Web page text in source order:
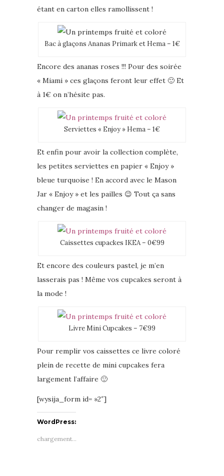
étant en carton elles ramollissent !
Bac à glaçons Ananas Primark et Hema – 1€
Encore des ananas roses !!! Pour des soirée
« Miami » ces glaçons feront leur effet 🙂 Et
à 1€ on n’hésite pas.
Serviettes « Enjoy » Hema – 1€
Et enfin pour avoir la collection complète,
les petites serviettes en papier « Enjoy »
bleue turquoise ! En accord avec le Mason
Jar « Enjoy » et les pailles 😉 Tout ça sans
changer de magasin !
Caissettes cupackes IKEA – 0€99
Et encore des couleurs pastel, je m’en
lasserais pas ! Même vos cupcakes seront à
la mode !
Livre Mini Cupcakes – 7€99
Pour remplir vos caissettes ce livre coloré
plein de recette de mini cupcakes fera
largement l’affaire 🙂
[wysija_form id= »2″]
WordPress:
chargement…